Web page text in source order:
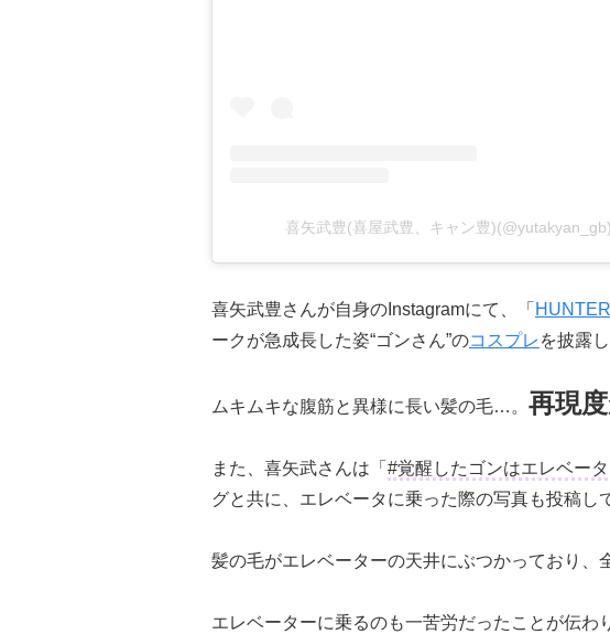
喜矢武豊(喜屋武豊、キャン豊
喜矢武豊さんが自身のInstagramにて、「
ークが急成長した姿“ゴンさん”のコスプレ を披露
ムキムキな腹筋と異様に長い髪の毛…。 再現
また、喜矢武さんは「 #覚醒したゴンはエレベー
グと共に、エレベータに乗った際の写真も投稿し
髪の毛がエレベーターの天井にぶつかっており、
エレベーターに乗るのも一苦労だったことが伝わ